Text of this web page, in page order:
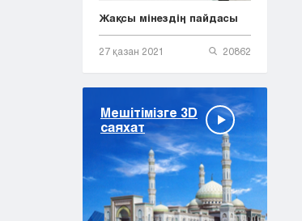
Жақсы мінездің пайдасы
27 қазан 2021 20862
Мешітімізге 3D
саяхат